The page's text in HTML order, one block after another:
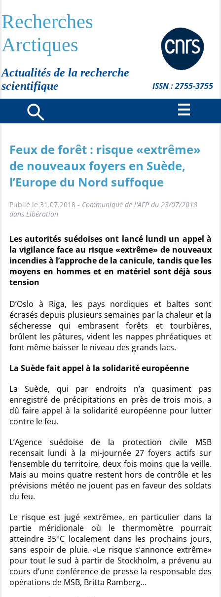
Recherches
Arctiques
Actualités de la recherche
scientifique
ISSN : 2755-3755
Feux de forêt : risque «extrême»
de nouveaux foyers en Suède,
l’Europe du Nord suffoque
Publié le 31.07.2018 - Communiqué de l'AFP du 23/07/2018
dans Libération
Les autorités suédoises ont lancé lundi un appel à
la vigilance face au risque «extrême» de nouveaux
incendies à l’approche de la canicule, tandis que les
moyens en hommes et en matériel sont déjà sous
tension
D’Oslo à Riga, les pays nordiques et baltes sont
écrasés depuis plusieurs semaines par la chaleur et la
sécheresse qui embrasent forêts et tourbières,
brûlent les pâtures, vident les nappes phréatiques et
font même baisser le niveau des grands lacs.
La Suède fait appel à la solidarité européenne
La Suède, qui par endroits n’a quasiment pas
enregistré de précipitations en près de trois mois, a
dû faire appel à la solidarité européenne pour lutter
contre le feu.
L’Agence suédoise de la protection civile MSB
recensait lundi à la mi-journée 27 foyers actifs sur
l’ensemble du territoire, deux fois moins que la veille.
Mais au moins quatre restent hors de contrôle et les
prévisions météo ne jouent pas en faveur des soldats
du feu.
Le risque est jugé «extrême», en particulier dans la
partie méridionale où le thermomètre pourrait
atteindre 35°C localement dans les prochains jours,
sans espoir de pluie. «Le risque s’annonce extrême»
pour tout le sud à partir de Stockholm, a prévenu au
cours d’une conférence de presse la responsable des
opérations de MSB, Britta Ramberg…